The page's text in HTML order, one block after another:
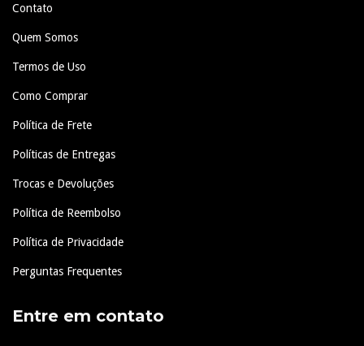
Contato
Quem Somos
Termos de Uso
Como Comprar
Política de Frete
Políticas de Entregas
Trocas e Devoluções
Política de Reembolso
Política de Privacidade
Perguntas Frequentes
Entre em contato